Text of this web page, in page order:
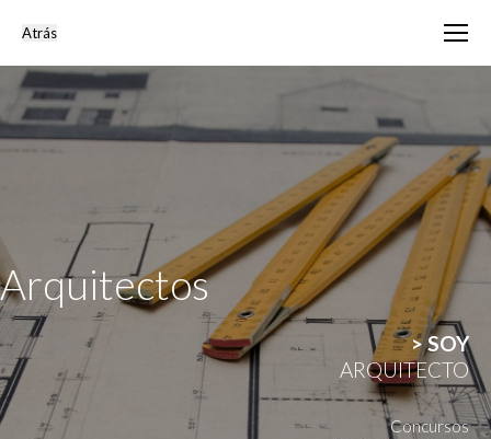
Arquitectos
> SOY
ARQUITECTO
Concursos